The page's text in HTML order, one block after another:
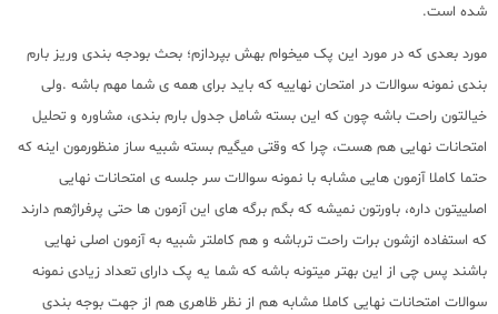
شده است.
مورد بعدی که در مورد این پک میخوام بهش بپردازم؛ بحث بودجه بندی وریز بارم
بندی نمونه سوالات در امتحان نهاییه که باید برای همه ی شما مهم باشه .ولی
خیالتون راحت باشه چون که این بسته شامل جدول بارم بندی، مشاوره و تحلیل
امتحانات نهایی هم هست، چرا که وقتی میگیم بسته شبیه ساز منظورمون اینه که
حتما کاملا آزمون هایی مشابه با نمونه سوالات سر جلسه ی امتحانات نهایی
اصلییتون داره، باورتون نمیشه که بگم برگه های این آزمون ها حتی پرفراژهم دارند
که استفاده ازشون برات راحت ترباشه و هم کاملتر شبیه به آزمون اصلی نهایی
باشند پس چی از این بهتر میتونه باشه که شما یه پک دارای تعداد زیادی نمونه
سوالات امتحانات نهایی کاملا مشابه هم از نظر ظاهری هم از جهت بوجه بندی